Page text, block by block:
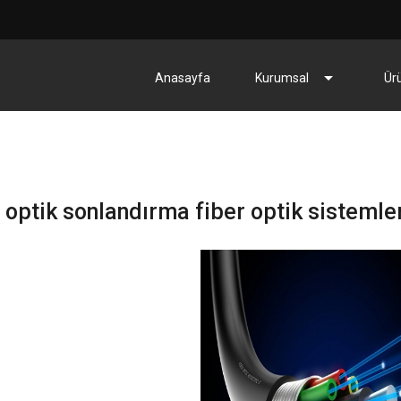
Anasayfa Kurumsal arrow_drop_down
sonlandırma fiber optik